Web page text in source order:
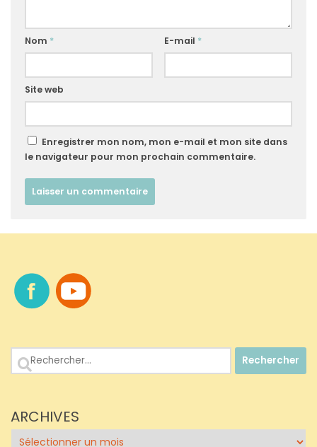
Nom * E-mail *
Site web
Enregistrer mon nom, mon e-mail et mon site dans
le navigateur pour mon prochain commentaire.
Rechercher :
ARCHIVES
Archives